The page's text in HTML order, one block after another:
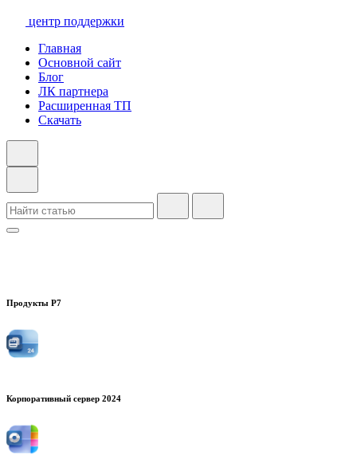
центр поддержки
Главная
Основной сайт
Блог
ЛК партнера
Расширенная ТП
Скачать
Продукты Р7
Корпоративный сервер 2024